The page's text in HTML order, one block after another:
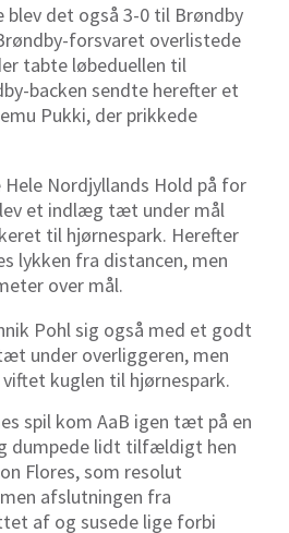
blev det også 3-0 til Brøndby
forsvaret overlistede
tabte løbeduellen til
backen sendte herefter et
Pukki, der prikkede
Hele Nordjyllands Hold på for
et indlæg tæt under mål
til hjørnespark. Herefter
lykken fra distancen, men
over mål.
Pohl sig også med et godt
under overliggeren, men
kuglen til hjørnespark.
spil kom AaB igen tæt på en
dumpede lidt tilfældigt hen
Flores, som resolut
afslutningen fra
af og susede lige forbi